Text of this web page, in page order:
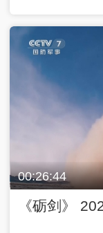
00:26:44
《砺剑》